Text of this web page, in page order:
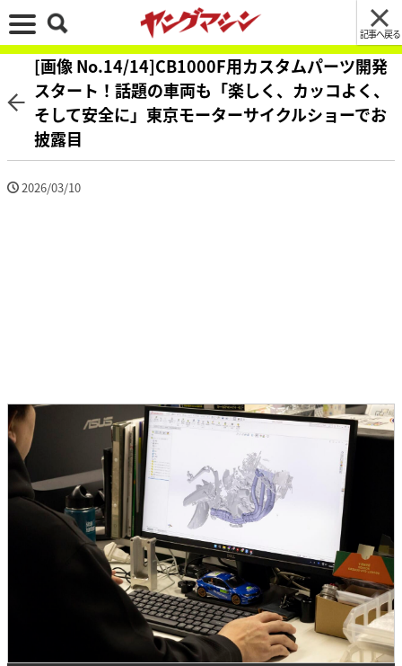
記事へ戻る
[画像 No.14/14]CB1000F用カスタムパーツ開発
スタート！話題の車両も「楽しく、カッコよく、
そして安全に」東京モーターサイクルショーでお
披露目
2026/03/10